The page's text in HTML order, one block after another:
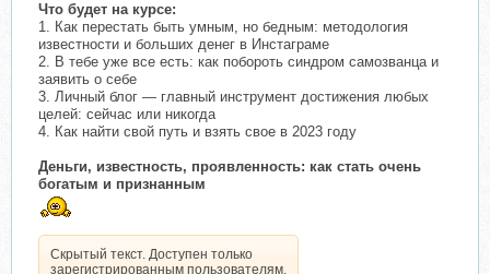
Что будет на курсе:
1. Как перестать быть умным, но бедным: методология
известности и больших денег в Инстаграме
2. В тебе уже все есть: как побороть синдром самозванца и
заявить о себе
3. Личный блог — главный инструмент достижения любых
целей: сейчас или никогда
4. Как найти свой путь и взять свое в 2023 году
Деньги, известность, проявленность: как стать очень
богатым и признанным
Скрытый текст. Доступен только
зарегистрированным пользователям.